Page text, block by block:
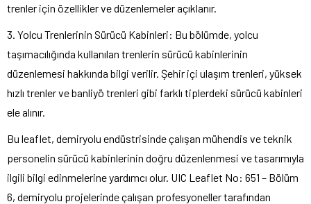
trenler için özellikler ve düzenlemeler açıklanır.
3. Yolcu Trenlerinin Sürücü Kabinleri: Bu bölümde, yolcu
taşımacılığında kullanılan trenlerin sürücü kabinlerinin
düzenlemesi hakkında bilgi verilir. Şehir içi ulaşım trenleri, yüksek
hızlı trenler ve banliyö trenleri gibi farklı tiplerdeki sürücü kabinleri
ele alınır.
Bu leaflet, demiryolu endüstrisinde çalışan mühendis ve teknik
personelin sürücü kabinlerinin doğru düzenlenmesi ve tasarımıyla
ilgili bilgi edinmelerine yardımcı olur. UIC Leaflet No: 651 – Bölüm
6, demiryolu projelerinde çalışan profesyoneller tarafından